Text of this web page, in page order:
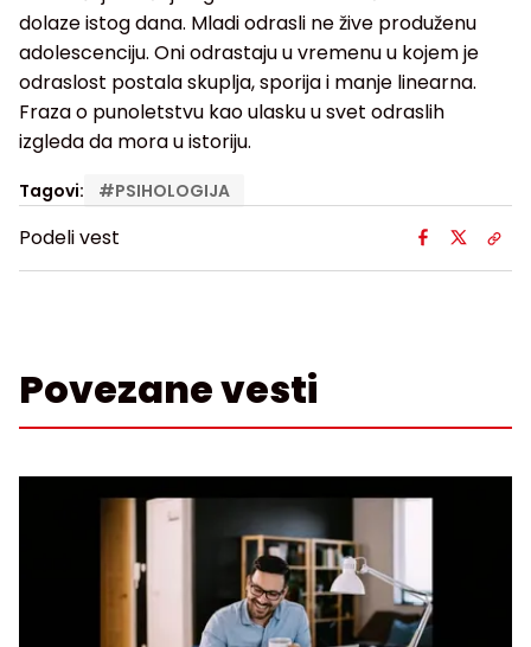
dolaze istog dana. Mladi odrasli ne žive produženu
adolescenciju. Oni odrastaju u vremenu u kojem je
odraslost postala skuplja, sporija i manje linearna.
Fraza o punoletstvu kao ulasku u svet odraslih
izgleda da mora u istoriju.
Tagovi: #PSIHOLOGIJA
Podeli vest
Povezane vesti